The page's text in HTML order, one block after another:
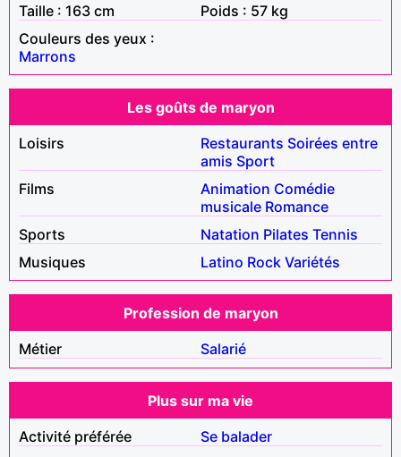
Taille : 163 cm
Poids : 57 kg
Couleurs des yeux :
Marrons
Les goûts de maryon
Loisirs
Restaurants Soirées entre
amis Sport
Films
Animation Comédie
musicale Romance
Sports
Natation Pilates Tennis
Musiques
Latino Rock Variétés
Profession de maryon
Métier
Salarié
Plus sur ma vie
Activité préférée
Se balader